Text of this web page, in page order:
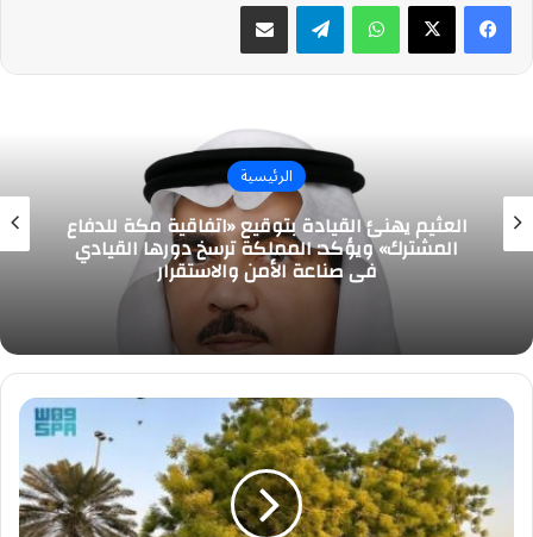
الرئيسية
العثيم يهنئ القيادة بتوقيع «اتفاقية مكة للدفاع
المشترك» ويؤكد: المملكة ترسخ دورها القيادي
في صناعة الأمن والاستقرار
متنزه
وجهة
فريدة